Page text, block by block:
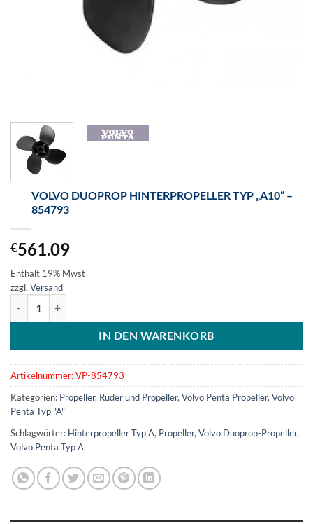
VOLVO DUOPROP HINTERPROPELLER TYP „A10“ –
854793
€561.09
Enthält 19% Mwst
zzgl. Versand
IN DEN WARENKORB
Artikelnummer:VP-854793
Kategorien: Propeller, Ruder und Propeller, Volvo Penta Propeller, Volvo
Penta Typ "A"
Schlagwörter: Hinterpropeller Typ A, Propeller, Volvo Duoprop-Propeller,
Volvo Penta Typ A